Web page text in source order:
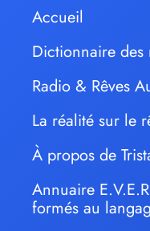
Accueil
Dictionnaire des
Radio & Rêves
La réalité sur le
À propos de
Annuaire
formés au